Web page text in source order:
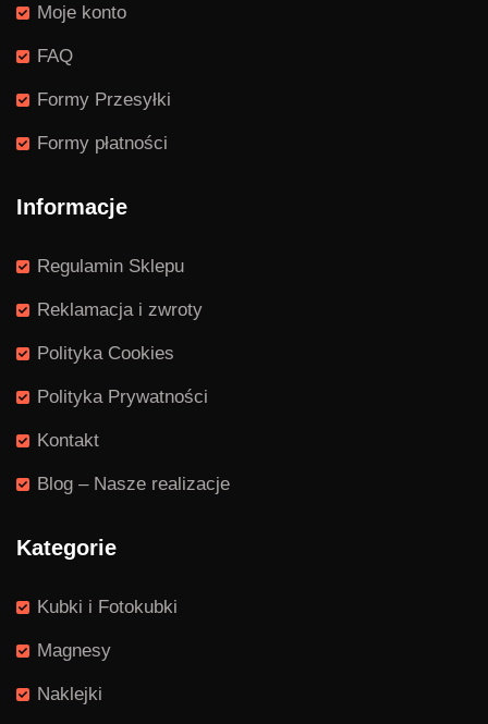
Moje konto
FAQ
Formy Przesyłki
Formy płatności
Informacje
Regulamin Sklepu
Reklamacja i zwroty
Polityka Cookies
Polityka Prywatności
Kontakt
Blog – Nasze realizacje
Kategorie
Kubki i Fotokubki
Magnesy
Naklejki